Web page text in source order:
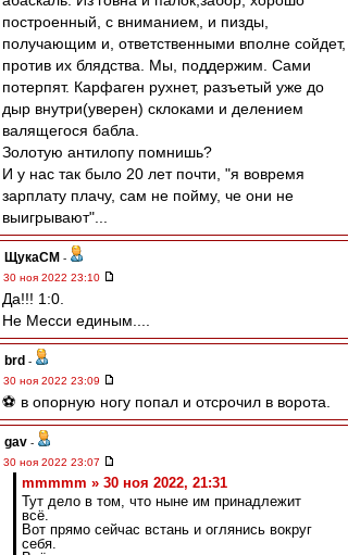
построенный, с вниманием, и пизды,
получающим и, ответственными вполне сойдет,
против их блядства. Мы, поддержим. Сами
потерпят. Карфаген рухнет, разъетый уже до
дыр внутри(уверен) склоками и делением
валящегося бабла.
Золотую антилопу помнишь?
И у нас так было 20 лет почти, "я вовремя
зарплату плачу, сам не пойму, че они не
выигрывают"...
ЩукаСМ -
30 ноя 2022 23:10
Да!!! 1:0.
Не Месси единым....
brd -
30 ноя 2022 23:09
⚽ в опорную ногу попал и отсрочил в ворота.
gav -
30 ноя 2022 23:07
mmmmm » 30 ноя 2022, 21:31
Тут дело в том, что ныне им принадлежит
всё.
Вот прямо сейчас встань и оглянись вокруг
себя.